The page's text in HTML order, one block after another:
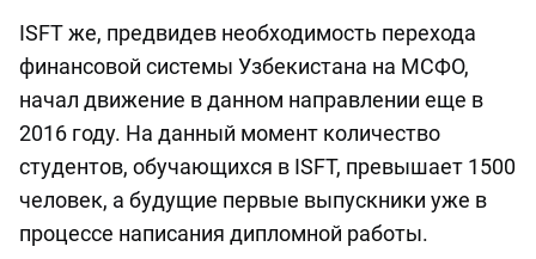
ISFT же, предвидев необходимость перехода
финансовой системы Узбекистана на МСФО,
начал движение в данном направлении еще в
2016 году. На данный момент количество
студентов, обучающихся в ISFT, превышает 1500
человек, а будущие первые выпускники уже в
процессе написания дипломной работы.